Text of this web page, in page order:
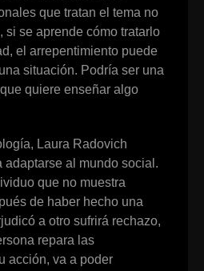
que tratan el tema no
si se aprende cómo tratarlo
el arrepentimiento puede
situación. Podría ser una
quiere enseñar algo
Laura Radovich
adaptarse al mundo social.
que no muestra
de haber hecho una
a otro sufrirá rechazo,
repara las
acción, va a poder